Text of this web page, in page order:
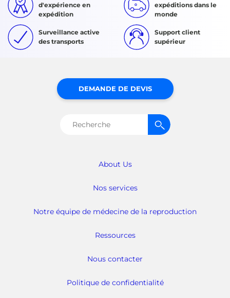
d'expérience en
expédition
expéditions dans le
monde
Surveillance active
des transports
Support client
supérieur
About Us
Nos services
Notre équipe de médecine de la reproduction
Ressources
Nous contacter
Politique de confidentialité
DEMANDE DE DEVIS
Rechercher :